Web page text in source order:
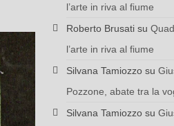
l’arte in riva al fiume
Roberto Brusatisu
l’arte in riva al fiume
Silvana Tamiozzosu
Pozzone, abate tra la
Silvana Tamiozzosu